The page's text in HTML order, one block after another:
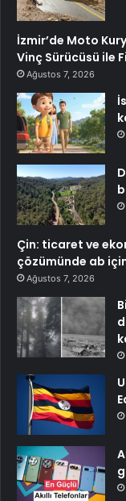
İzmir’de Moto
Vinç Sürücüsü ile
Ağustos 7, 2026
Çin: ticaret ve
çözümünde ab
Ağustos 7, 2026